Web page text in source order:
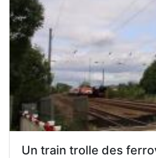
Un train trolle des